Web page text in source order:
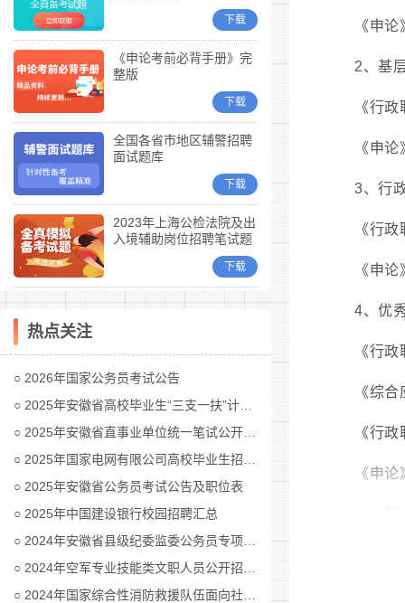
下载
《申论考前必背手册》完
整版
下载
全国各省市地区辅警招聘
面试题库
下载
2023年上海公检法院及出
入境辅助岗位招聘笔试题
下载
热点关注
2026年国家公务员考试公告
2025年安徽省高校毕业生“三支一扶”计划招募公告
2025年安徽省直事业单位统一笔试公开招聘工作人员公告
2025年国家电网有限公司高校毕业生招聘公告(第二批)汇总
2025年安徽省公务员考试公告及职位表
2025年中国建设银行校园招聘汇总
2024年安徽省县级纪委监委公务员专项招考公告及职位表汇总
2024年空军专业技能类文职人员公开招考公告
2024年国家综合性消防救援队伍面向社会招录消防员公告
《申
2、基
《行
《申
3、行
《行
《申
4、优
《行
《综
《行
《申